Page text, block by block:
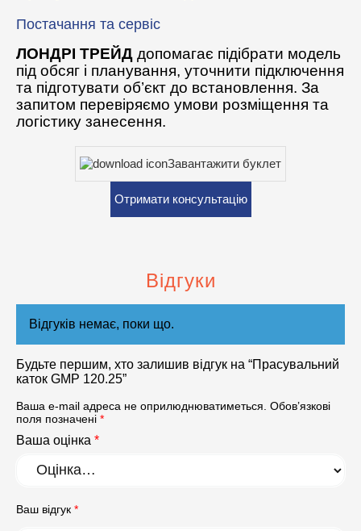
Постачання та сервіс
ЛОНДРІ ТРЕЙД допомагає підібрати модель
під обсяг і планування, уточнити підключення
та підготувати об’єкт до встановлення. За
запитом перевіряємо умови розміщення та
логістику занесення.
Завантажити буклет
Отримати консультацію
Відгуки
Відгуків немає, поки що.
Будьте першим, хто залишив відгук на “Прасувальний
каток GMP 120.25”
Ваша e-mail адреса не оприлюднюватиметься. Обов’язкові
поля позначені *
Ваша оцінка *
Ваш відгук *